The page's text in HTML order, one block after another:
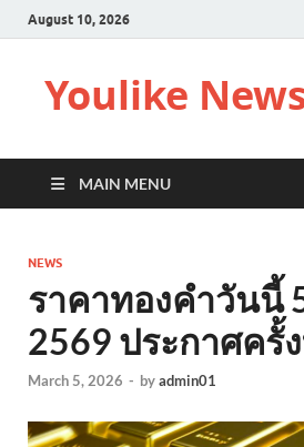
August 10, 2026
Youlike
MAIN MENU
NEWS
ราคาทองคำวันนี้
2569 ประกาศครั้
March 5, 2026 - byadmin01